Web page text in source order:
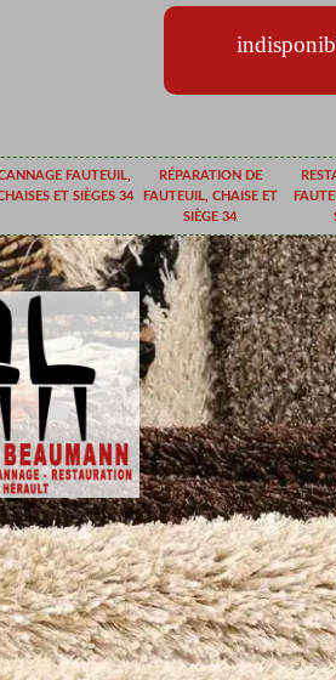
FAUTEUIL,
ET SIÈGES 34
RÉPARATION DE
FAUTEUIL, CHAISE ET
SIÈGE 34